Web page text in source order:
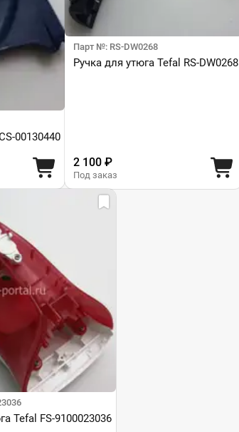
00130440
Парт №: RS-DW0268
Ручка для утюга Tefal RS-DW0268
2 100 ₽
Под заказ
Tefal FS-9100023036